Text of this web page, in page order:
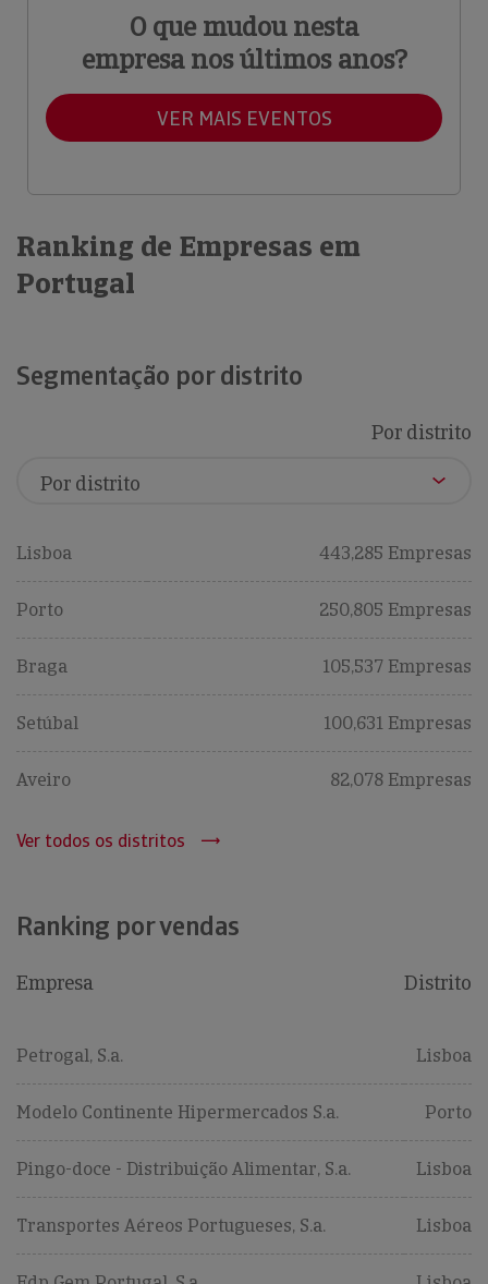
O que mudou nesta
empresa nos últimos anos?
VER MAIS EVENTOS
Ranking de Empresas em
Portugal
Segmentação por distrito
Por distrito
Lisboa 443,285 Empresas
Porto 250,805 Empresas
Braga 105,537 Empresas
Setúbal 100,631 Empresas
Aveiro 82,078 Empresas
Ver todos os distritos
Ranking por vendas
Empresa Distrito
Petrogal, S.a. Lisboa
Modelo Continente Hipermercados S.a. Porto
Pingo-doce - Distribuição Alimentar, S.a. Lisboa
Transportes Aéreos Portugueses, S.a. Lisboa